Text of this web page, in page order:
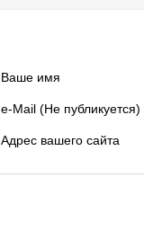
Ваше имя
e-Mail (Не публикуется)
Адрес вашего сайта